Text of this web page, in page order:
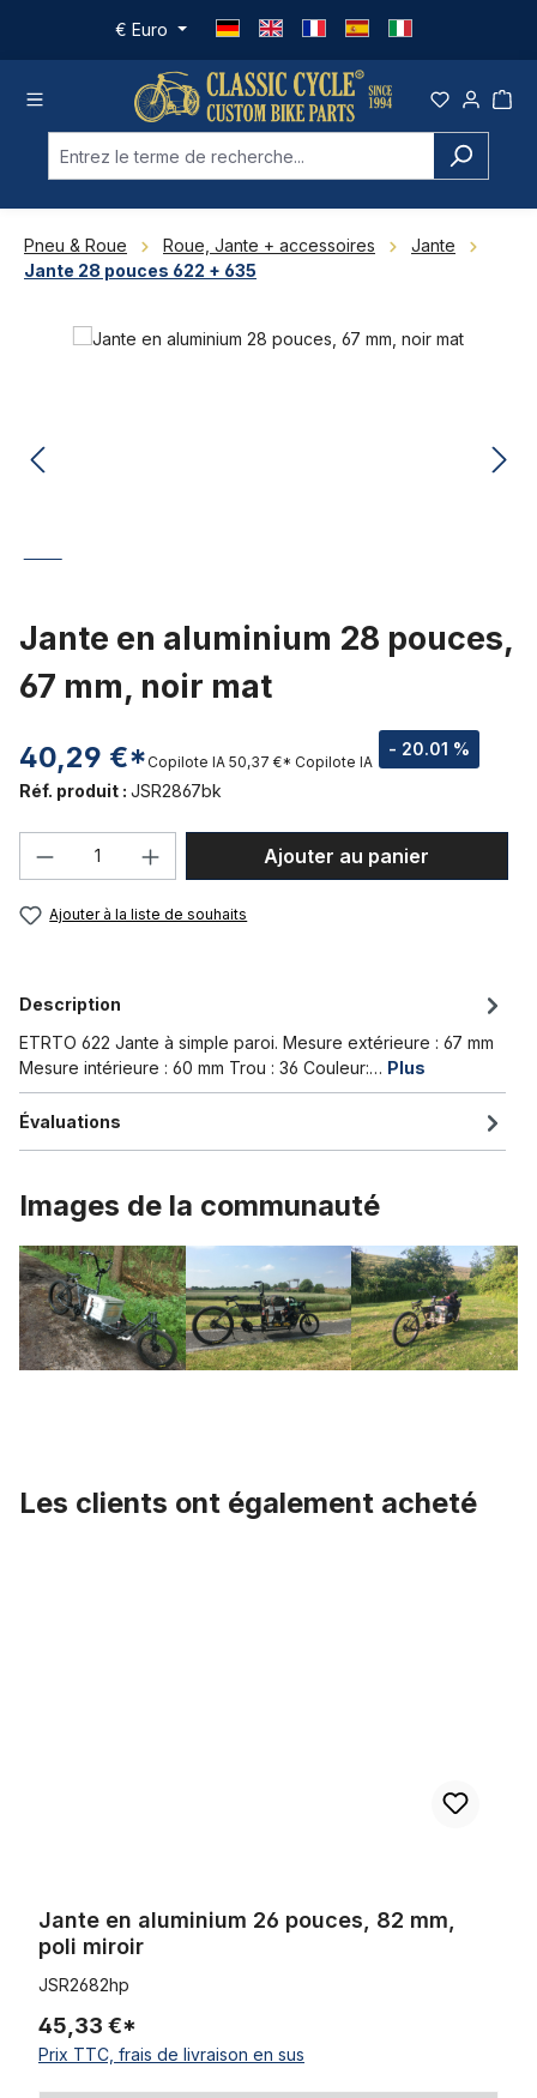
Passer au contenu principal
€ Euro
Pneu & Roue Roue, Jante + accessoires
Jante
Jante 28 pouces 622 + 635
Ignorer la galerie d'images
Jante en aluminium 28 pouces,
67 mm, noir mat
40,29 €* - 20.01 %
Copilote IA 50,37 €* Copilote IA
Réf. produit : JSR2867bk
Quantité de produit : Entrez la
Ajouter au panier
Ajouter à la liste de souhaits
Description
ETRTO 622 Jante à simple paroi. Mesure extérieure : 67 mm
Mesure intérieure : 60 mm Trou : 36 Couleur:… Plus
Évaluations
Images de la communauté
Les clients ont également acheté
Jante en aluminium 26 pouces, 82 mm,
poli miroir
JSR2682hp
45,33 €*
Prix TTC, frais de livraison en sus